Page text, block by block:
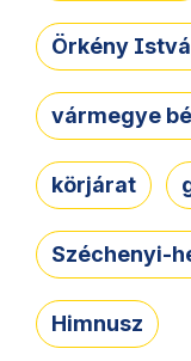
Örkény
vármegye
körjárat
Széchenyi-
Himnusz